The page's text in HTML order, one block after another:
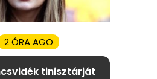
2 ÓRA AGO
tinisztárját